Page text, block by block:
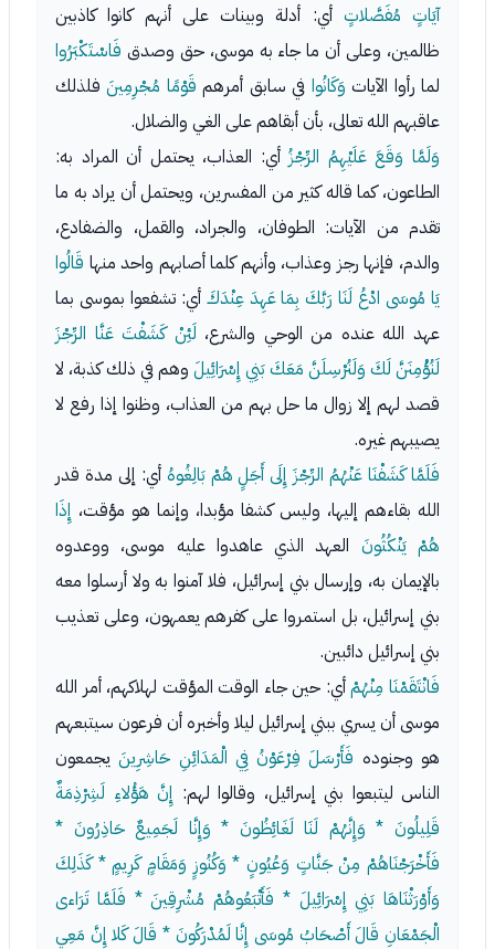
آيَاتٍ مُفَصَّلاتٍ أي: أدلة وبينات على أنهم كانوا كاذبين
ظالمين، وعلى أن ما جاء به موسى، حق وصدق فَاسْتَكْبَرُوا
لما رأوا الآيات وَكَانُوا في سابق أمرهم قَوْمًا مُجْرِمِينَفلذلك
عاقبهم الله تعالى، بأن أبقاهم على الغي والضلال.
وَلَمَّا وَقَعَ عَلَيْهِمُ الرِّجْزُأي: العذاب، يحتمل أن المراد به:
الطاعون، كما قاله كثير من المفسرين، ويحتمل أن يراد به ما
تقدم من الآيات: الطوفان، والجراد، والقمل، والضفادع،
والدم، فإنها رجز وعذاب، وأنهم كلما أصابهم واحد منها قَالُوا
يَا مُوسَى ادْعُ لَنَا رَبَّكَ بِمَا عَهِدَ عِنْدَكَ أي: تشفعوا بموسى بما
عهد الله عنده من الوحي والشرع، لَئِنْ كَشَفْتَ عَنَّا الرِّجْزَ
لَنُؤْمِنَنَّ لَكَ وَلَنُرْسِلَنَّ مَعَكَ بَنِي إِسْرَائِيلَ وهم في ذلك كذبة، لا
قصد لهم إلا زوال ما حل بهم من العذاب، وظنوا إذا رفع لا
يصيبهم غيره.
فَلَمَّا كَشَفْنَا عَنْهُمُ الرِّجْزَ إِلَى أَجَلٍ هُمْ بَالِغُوهُ أي: إلى مدة قدر
الله بقاءهم إليها، وليس كشفا مؤبدا، وإنما هو مؤقت، إِذَا
هُمْ يَنْكُثُونَ العهد الذي عاهدوا عليه موسى، ووعدوه
بالإيمان به، وإرسال بني إسرائيل، فلا آمنوا به ولا أرسلوا معه
بني إسرائيل، بل استمروا على كفرهم يعمهون، وعلى تعذيب
بني إسرائيل دائبين.
فَانْتَقَمْنَا مِنْهُمْأي: حين جاء الوقت المؤقت لهلاكهم، أمر الله
موسى أن يسري ببني إسرائيل ليلا وأخبره أن فرعون سيتبعهم
هو وجنوده فَأَرْسَلَ فِرْعَوْنُ فِي الْمَدَائِنِ حَاشِرِينَيجمعون
الناس ليتبعوا بني إسرائيل، وقالوا لهم: إِنَّ هَؤُلاءِ لَشِرْذِمَةٌ
قَلِيلُونَ * وَإِنَّهُمْ لَنَا لَغَائِظُونَ * وَإِنَّا لَجَمِيعٌ حَاذِرُونَ *
فَأَخْرَجْنَاهُمْ مِنْ جَنَّاتٍ وَعُيُونٍ * وَكُنُوزٍ وَمَقَامٍ كَرِيمٍ * كَذَلِكَ
وَأَوْرَثْنَاهَا بَنِي إِسْرَائِيلَ * فَأَتْبَعُوهُمْ مُشْرِقِينَ * فَلَمَّا تَرَاءى
الْجَمْعَانِ قَالَ أَصْحَابُ مُوسَى إِنَّا لَمُدْرَكُونَ * قَالَ كَلا إِنَّ مَعِي